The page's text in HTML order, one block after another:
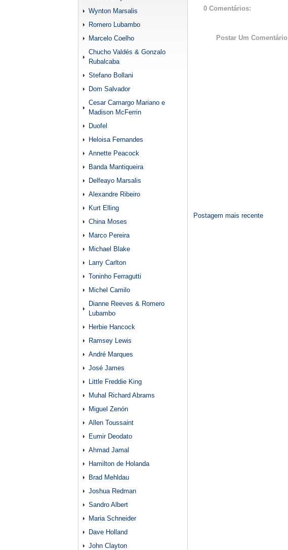
Wynton Marsalis
Romero Lubambo
Marcelo Coelho
Chucho Valdés & Gonzalo
Rubalcaba
Stefano Bollani
Dom Salvador
Cesar Camargo Mariano e
Madison McFerrin
Duofel
Heloisa Fernandes
Annette Peacock
Banda Mantiqueira
Delfeayo Marsalis
Alexandre Ribeiro
Kurt Elling
China Moses
Marco Pereira
Michael Blake
Larry Carlton
Toninho Ferragutti
Michel Camilo
Dianne Reeves & Romero
Lubambo
Herbie Hancock
Ramsey Lewis
André Marques
José James
Little Freddie King
Muhal Richard Abrams
Miguel Zenón
Allen Toussaint
Eumir Deodato
Ahmad Jamal
Hamilton de Holanda
Brad Mehldau
Joshua Redman
Sandro Albert
Maria Schneider
Dave Holland
John Clayton
0 Comentários:
Postar Um Comentário
Postagem mais recente